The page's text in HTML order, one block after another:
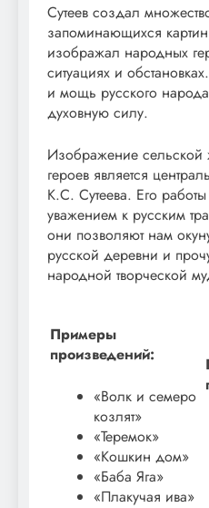
Сутеев создал
запоминающихся
изображал народных
ситуациях и
и мощь русского
духовную силу.
Изображение
героев является
К.С. Сутеева. Его
уважением к русским
они позволяют нам
русской деревни и
народной творческой
Примеры
произведений:
«Волк и семеро
козлят»
«Теремок»
«Кошкин дом»
«Баба Яга»
«Плакучая ива»